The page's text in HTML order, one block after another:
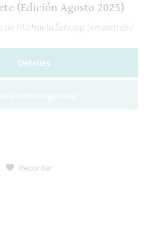
(Edición Agosto 2025)
de Michaela Schupp (en alemán)
Detalles
Recordar